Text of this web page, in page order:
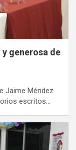
generosa de
Jaime Méndez
escritos…